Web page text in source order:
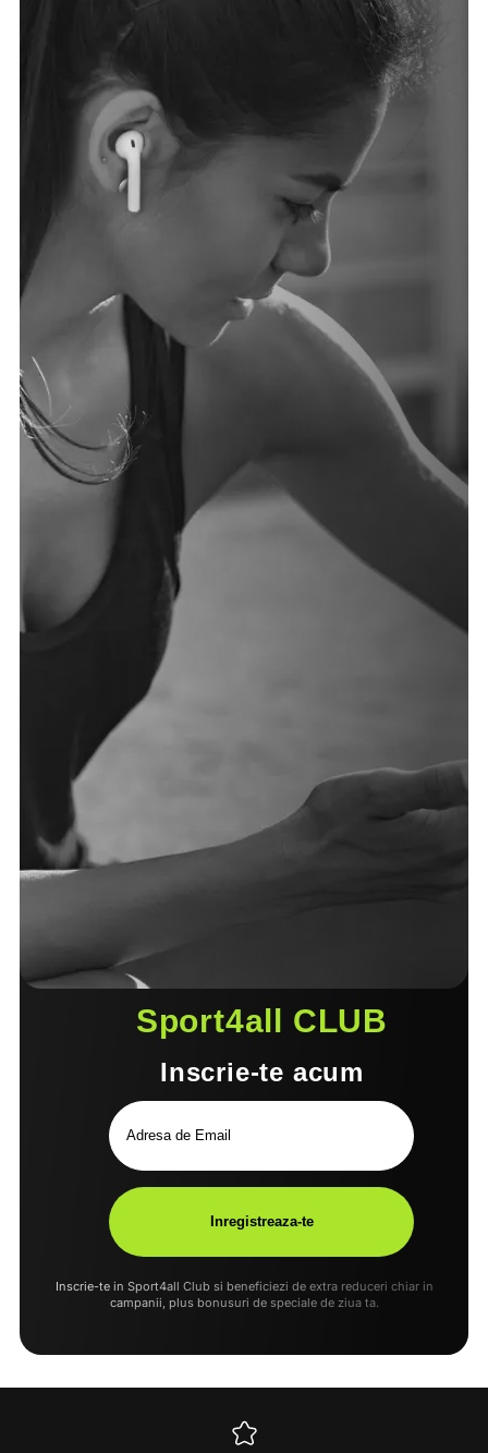
Sport4all CLUB
Inscrie-te acum
Inscrie-te in Sport4all Club si beneficiezi de extra reduceri chiar in
campanii, plus bonusuri de speciale de ziua ta.